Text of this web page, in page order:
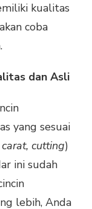
kualitas
coba
dan Asli
yang sesuai
cutting)
ini sudah
lebih, Anda